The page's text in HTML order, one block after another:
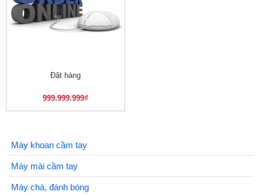
Đặt hàng
999.999.999₫
Máy khoan cầm tay
Máy mài cầm tay
Máy chà, đánh bóng